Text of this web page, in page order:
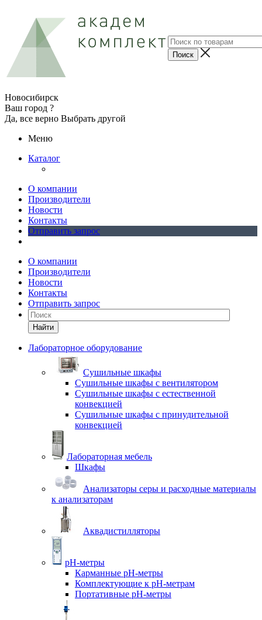
Новосибирск
Ваш город ?
Да, все верно Выбрать другой
Меню
Каталог
О компании
Производители
Новости
Контакты
Отправить запрос
О компании
Производители
Новости
Контакты
Отправить запрос
Найти
Лабораторное оборудование
Cушильные шкафы
Сушильные шкафы с вентилятором
Сушильные шкафы с естественной
конвекцией
Сушильные шкафы с принудительной
конвекцией
Лабораторная мебель
Шкафы
Анализаторы серы и расходные материалы
к анализаторам
Аквадистилляторы
pH-метры
Карманные pH-метры
Комплектующие к pH-метрам
Портативные pH-метры